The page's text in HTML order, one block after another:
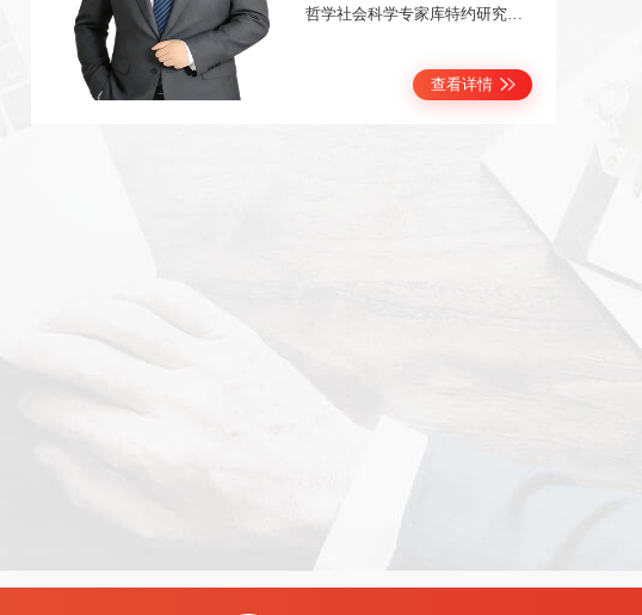
哲学社会科学专家库特约研究
人才培训等工作。主持校级重点
查看详情